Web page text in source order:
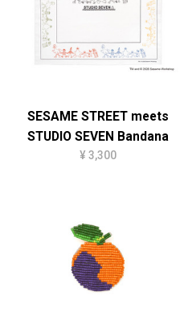
SESAME STREET meets
STUDIO SEVEN Bandana
¥ 3,300